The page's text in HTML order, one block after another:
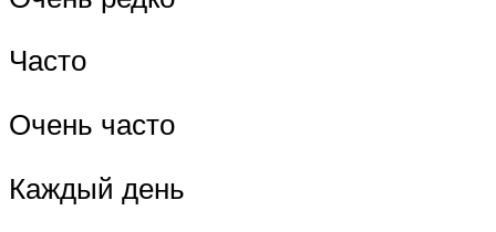
Часто
Очень часто
Каждый день